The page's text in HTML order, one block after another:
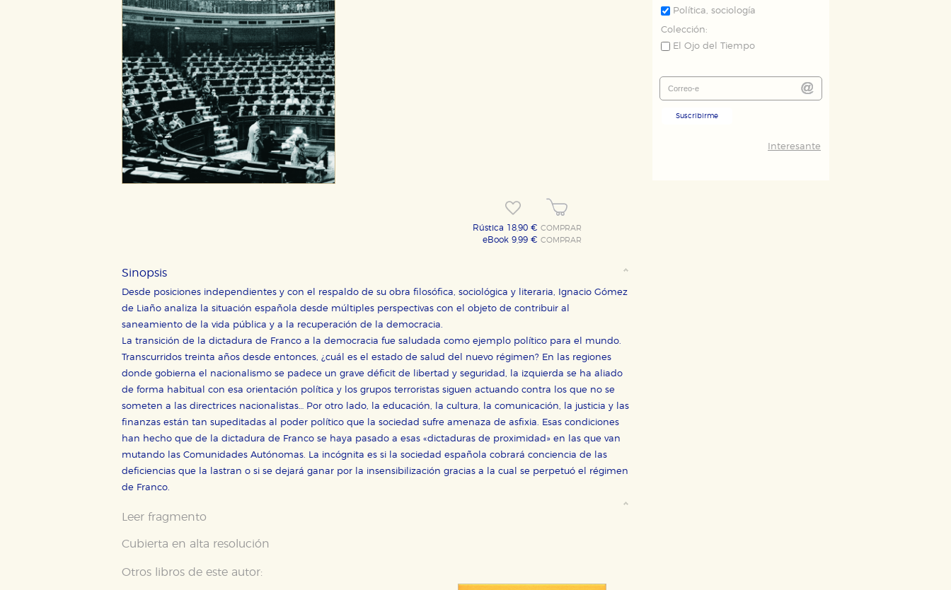
Rústica 18,90 €COMPRAR
eBook 9,99 €COMPRAR
Sinopsis
Desde posiciones independientes y con el respaldo de su obra filosófica, sociológica y literaria, Ignacio Gómez
de Liaño analiza la situación española desde múltiples perspectivas con el objeto de contribuir al
saneamiento de la vida pública y a la recuperación de la democracia.
La transición de la dictadura de Franco a la democracia fue saludada como ejemplo político para el mundo.
Transcurridos treinta años desde entonces, ¿cuál es el estado de salud del nuevo régimen? En las regiones
donde gobierna el nacionalismo se padece un grave déficit de libertad y seguridad, la izquierda se ha aliado
de forma habitual con esa orientación política y los grupos terroristas siguen actuando contra los que no se
someten a las directrices nacionalistas… Por otro lado, la educación, la cultura, la comunicación, la justicia y las
finanzas están tan supeditadas al poder político que la sociedad sufre amenaza de asfixia. Esas condiciones
han hecho que de la dictadura de Franco se haya pasado a esas «dictaduras de proximidad» en las que van
mutando las Comunidades Autónomas. La incógnita es si la sociedad española cobrará conciencia de las
deficiencias que la lastran o si se dejará ganar por la insensibilización gracias a la cual se perpetuó el régimen
de Franco.
Leer fragmento
Cubierta en alta resolución
Otros libros de este autor:
Política, sociología
Colección:
El Ojo del Tiempo
Suscribirme
Interesante